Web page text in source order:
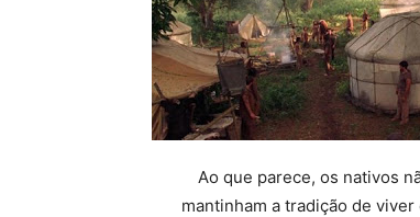
Ao que parece, os nativos
mantinham a tradição de